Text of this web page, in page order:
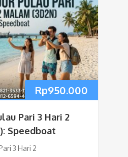
Rp950.000
Pari 3 Hari 2
Speedboat
3 Hari 2